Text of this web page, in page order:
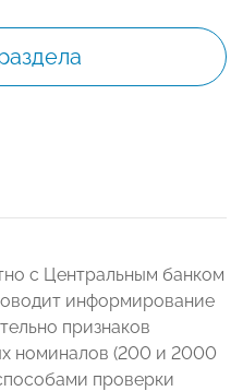
с Центральным банком
информирование
признаков
номиналов (200 и 2000
проверки